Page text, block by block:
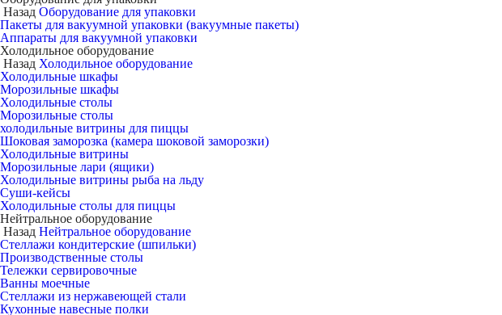
Назад Оборудование для упаковки
Пакеты для вакуумной упаковки (вакуумные пакеты)
Аппараты для вакуумной упаковки
Холодильное оборудование
Назад Холодильное оборудование
Холодильные шкафы
Морозильные шкафы
Холодильные столы
Морозильные столы
холодильные витрины для пиццы
Шоковая заморозка (камера шоковой заморозки)
Холодильные витрины
Морозильные лари (ящики)
Холодильные витрины рыба на льду
Суши-кейсы
Холодильные столы для пиццы
Нейтральное оборудование
Назад Нейтральное оборудование
Стеллажи кондитерские (шпильки)
Производственные столы
Тележки сервировочные
Ванны моечные
Стеллажи из нержавеющей стали
Кухонные навесные полки